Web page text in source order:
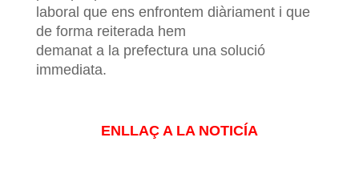
laboral que ens enfrontem diàriament i que
de forma reiterada hem
demanat a la prefectura una solució
immediata.
ENLLAÇ A LA NOTICÍA